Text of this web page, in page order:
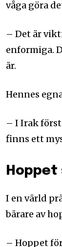
våga göra
– Det är
enformiga.
är.
Hennes
– I Irak
finns ett
I en värld
bärare av
– Hoppet